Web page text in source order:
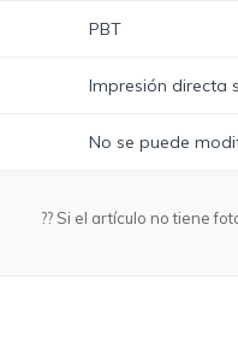
PBT
Impresión directa
No se puede
?? Si el artículo no tiene